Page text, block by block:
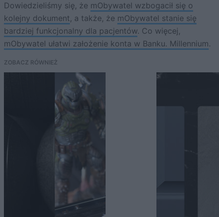
Dowiedzieliśmy się, że mObywatel wzbogacił się o
kolejny dokument, a także, że mObywatel stanie się
bardziej funkcjonalny dla pacjentów. Co więcej,
mObywatel ułatwi założenie konta w Banku. Millennium.
ZOBACZ RÓWNIEŻ